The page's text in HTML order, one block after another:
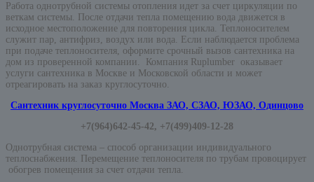
Работа однотрубной системы отопления идет за счет циркуляции по
веткам системы. После отдачи тепла помещению вода движется в
исходное местоположение для повторения цикла. Теплоносителем
служит пар, антифриз, воздух или вода. Если наблюдается проблема
при подаче теплоносителя, оформите срочный вызов сантехника на
дом из проверенной компании. Компания Ruplumber оказывает
услуги сантехника в Москве и Московской области и может
отреагировать на заказ круглосуточно.
Сантехник круглосуточно Москва ЗАО, СЗАО, ЮЗАО, Одинцово
+7(964)642-45-42, +7(499)409-12-28
Однотрубная система – способ организации индивидуального
теплоснабжения. Перемещение теплоносителя по трубам провоцирует
обогрев помещения за счет отдачи тепла.